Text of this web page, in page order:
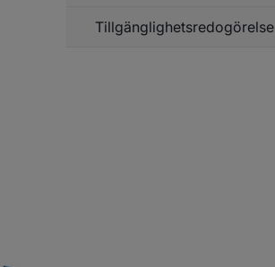
Tillgänglighetsredogörelse